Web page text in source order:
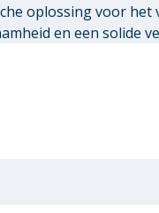
oplossing voor
en een solide